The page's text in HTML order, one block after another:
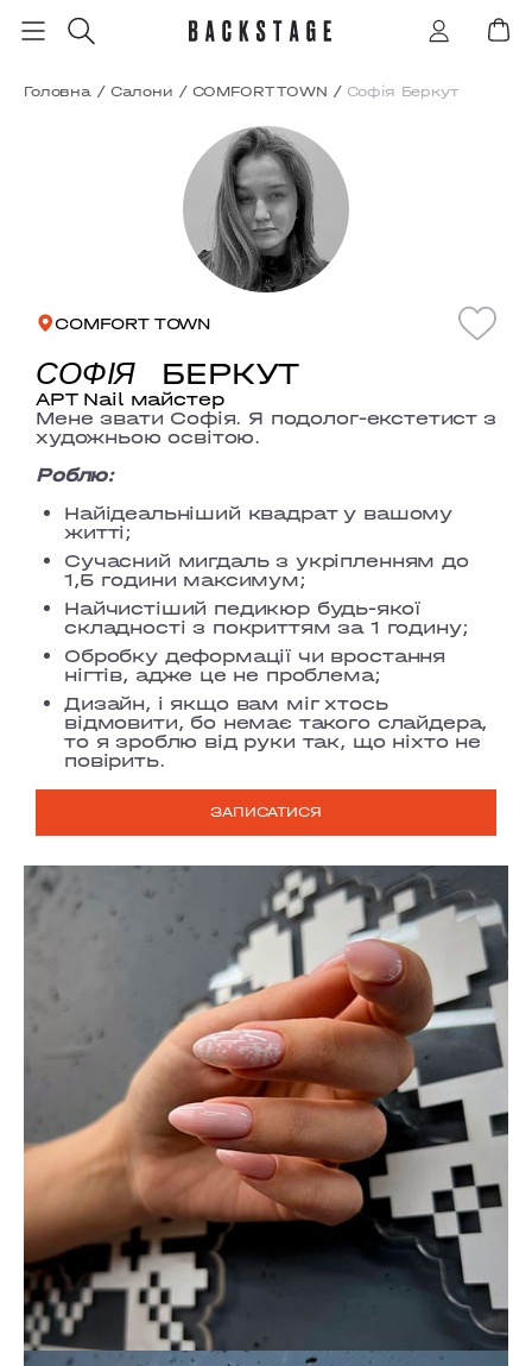
Головна / Салони / COMFORT TOWN / Софія Беркут
COMFORT TOWN
СОФІЯ БЕРКУТ
АРТ Nail майстер
Мене звати Софія. Я подолог-екстетист з
художньою освітою.
Роблю:
Найідеальніший квадрат у вашому
житті;
Сучасний мигдаль з укріпленням до
1,5 години максимум;
Найчистіший педикюр будь-якої
складності з покриттям за 1 годину;
Обробку деформації чи вростання
нігтів, адже це не проблема;
Дизайн, і якщо вам міг хтось
відмовити, бо немає такого слайдера,
то я зроблю від руки так, що ніхто не
повірить.
ЗАПИСАТИСЯ